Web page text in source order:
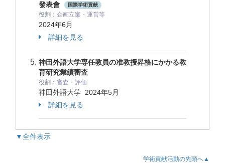
發表會
国際学術貢献
役割： 企画立案・運営等
2024年6月
詳細を見る
神田外語大学専任教員の准教授昇格にかかる教
育研究業績審査
役割： 審査・評価
神田外語大学 2024年5月
詳細を見る
▼全件表示
学術貢献活動の先頭へ▲